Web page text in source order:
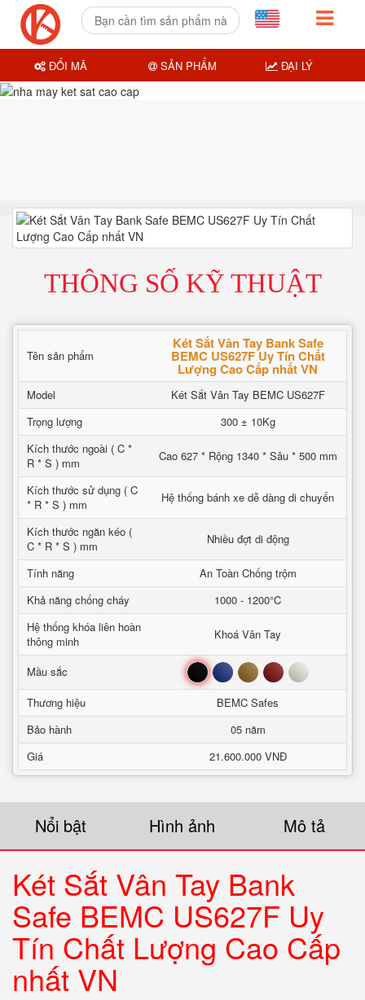
THÔNG SỐ KỸ THUẬT
Tên sản phẩm
Két Sắt Vân Tay Bank Safe
BEMC US627F Uy Tín Chất
Lượng Cao Cấp nhất VN
Model
Két Sắt Vân Tay BEMC US627F
Trọng lượng
300 ± 10Kg
Kích thước ngoài ( C *
R * S ) mm
Cao 627 * Rộng 1340 * Sâu * 500 mm
Kích thước sử dụng ( C
* R * S ) mm
Hệ thống bánh xe dễ dàng di chuyển
Kích thước ngăn kéo (
C * R * S ) mm
Nhiều đợt di động
Tính năng
An Toàn Chống trộm
Khả năng chống cháy
1000 - 1200°C
Hệ thống khóa liên hoàn
thông minh
Khoá Vân Tay
Mầu sắc Đen Xanh Nâu Đỏ Trắng
Thương hiệu
BEMC Safes
Bảo hành
05 năm
Giá
21.600.000 VNĐ
Nổi bật Hình ảnh Mô tả
Két Sắt Vân Tay Bank
Safe BEMC US627F Uy
Tín Chất Lượng Cao Cấp
nhất VN
ĐỔI MÃ SẢN PHẨM ĐẠI LÝ